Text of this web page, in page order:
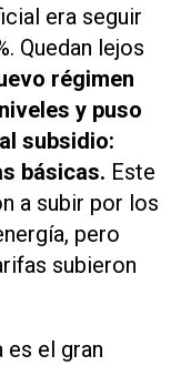
era seguir
Quedan lejos
régimen
y puso
subsidio:
básicas. Este
a subir por los
pero
subieron
es el gran